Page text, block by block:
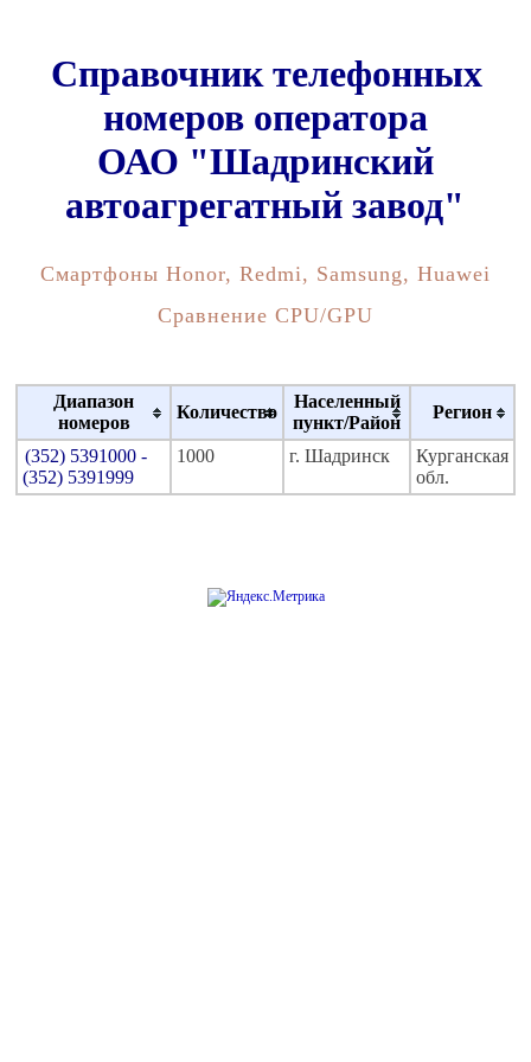
Справочник телефонных
номеров оператора
ОАО "Шадринский
автоагрегатный завод"
Смартфоны Honor, Redmi, Samsung, Huawei
Сравнение CPU/GPU
Диапазон
номеров
Количество
Населенный
пункт/Район
Регион
(352) 5391000 -
(352) 5391999
1000 г. Шадринск
Курганская
обл.